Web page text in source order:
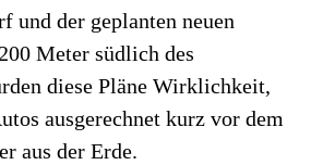
und der geplanten neuen
Meter südlich des
diese Pläne Wirklichkeit,
ausgerechnet kurz vor dem
aus der Erde.